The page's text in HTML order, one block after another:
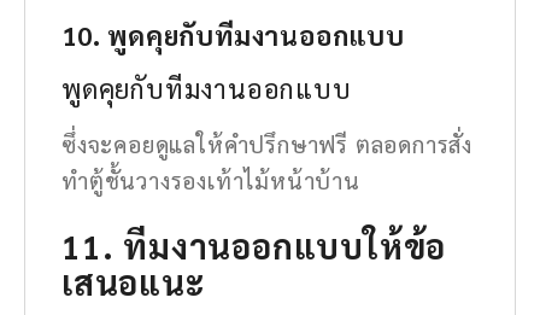
10. พูดคุยกับทีมงานออกแบบ
พูดคุยกับทีมงานออกแบบ
ซึ่งจะคอยดูแลให้คำปรึกษาฟรี ตลอดการสั่ง
ทำตู้ชั้นวางรองเท้าไม้หน้าบ้าน
11. ทีมงานออกแบบให้ข้อ
เสนอแนะ